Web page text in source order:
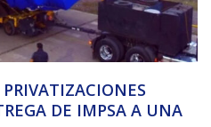
DE IMPSA A UNA